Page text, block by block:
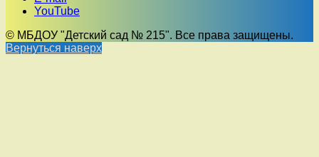
YouTube
© МБДОУ "Детский сад № 215". Все права защищены.
Вернуться наверх